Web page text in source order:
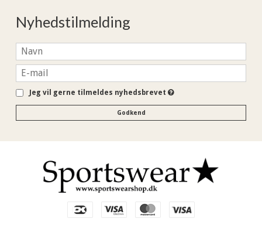
Nyhedstilmelding
Jeg vil gerne tilmeldes nyhedsbrevet
Godkend